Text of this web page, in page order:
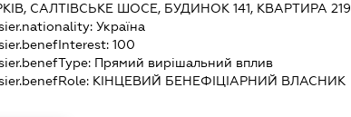
САЛТІВСЬКЕ ШОСЕ, БУДИНОК 141, КВАРТИРА 219
Україна
100
Прямий вирішальний вплив
КІНЦЕВИЙ БЕНЕФІЦІАРНИЙ ВЛАСНИК